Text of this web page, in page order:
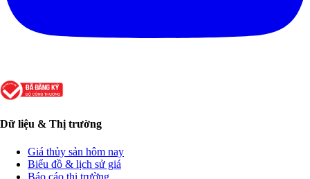
Dữ liệu & Thị trường
Giá thủy sản hôm nay
Biểu đồ & lịch sử giá
Báo cáo thị trường